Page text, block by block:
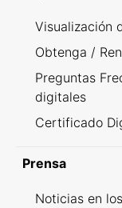
Visualización
Obtenga /
Preguntas
digitales
Certificado
Prensa
Noticias en